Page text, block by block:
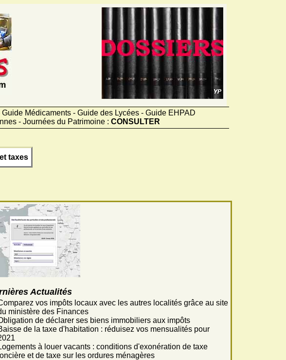
Médicaments - Guide des Lycées - Guide EHPAD
- Journées du Patrimoine : CONSULTER
taxes
Actualités
vos impôts locaux avec les autres localités grâce au site
ministère des Finances
de déclarer ses biens immobiliers aux impôts
de la taxe d'habitation : réduisez vos mensualités pour
à louer vacants : conditions d'exonération de taxe
et de taxe sur les ordures ménagères